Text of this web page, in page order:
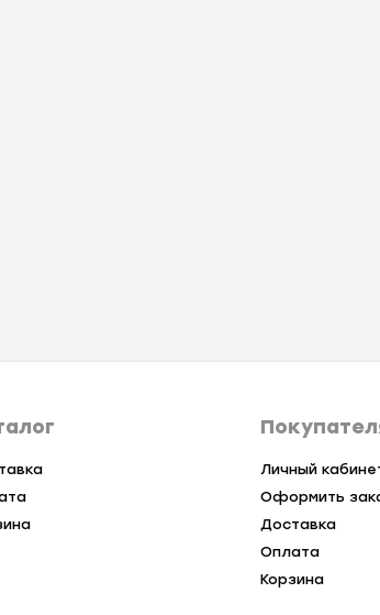
Личный
Оформить
Доставка
Оплата
Корзина